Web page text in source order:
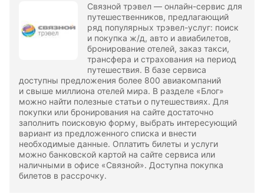
Связной трэвел — онлайн-сервис для
путешественников, предлагающий
ряд популярных трэвел-услуг: поиск
и покупка ж/д, авто и авиабилетов,
бронирование отелей, заказ такси,
трансфера и страхования на период
путешествия. В базе сервиса
доступны предложения более 800 авиакомпаний
и свыше миллиона отелей мира. В разделе «Блог»
можно найти полезные статьи о путешествиях. Для
покупки или бронирования на сайте достаточно
заполнить поисковую форму, выбрать интересующий
вариант из предложенного списка и внести
необходимые данные. Оплатить билеты и услуги
можно банковской картой на сайте сервиса или
наличными в офисе «Связной». Доступна покупка
билетов в рассрочку.